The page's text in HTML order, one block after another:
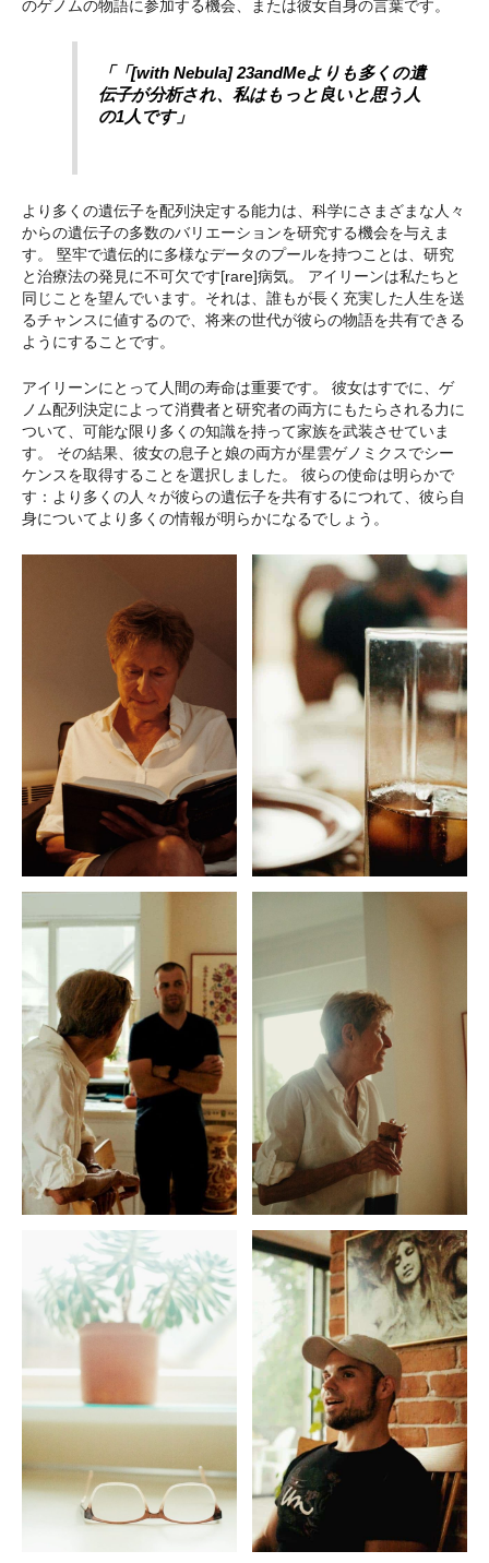
のゲノムの物語に参加する機会、または彼女自身の言葉です。
「「[with Nebula] 23andMeよりも多くの遺
伝子が分析され、私はもっと良いと思う人
の1人です」
より多くの遺伝子を配列決定する能力は、科学にさまざまな人々
からの遺伝子の多数のバリエーションを研究する機会を与えま
す。 堅牢で遺伝的に多様なデータのプールを持つことは、研究
と治療法の発見に不可欠です[rare]病気。 アイリーンは私たちと
同じことを望んでいます。それは、誰もが長く充実した人生を送
るチャンスに値するので、将来の世代が彼らの物語を共有できる
ようにすることです。
アイリーンにとって人間の寿命は重要です。 彼女はすでに、ゲ
ノム配列決定によって消費者と研究者の両方にもたらされる力に
ついて、可能な限り多くの知識を持って家族を武装させていま
す。 その結果、彼女の息子と娘の両方が星雲ゲノミクスでシー
ケンスを取得することを選択しました。 彼らの使命は明らかで
す：より多くの人々が彼らの遺伝子を共有するにつれて、彼ら自
身についてより多くの情報が明らかになるでしょう。